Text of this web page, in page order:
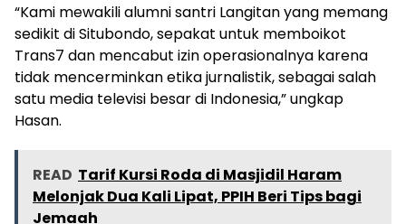
“Kami mewakili alumni santri Langitan yang memang
sedikit di Situbondo, sepakat untuk memboikot
Trans7 dan mencabut izin operasionalnya karena
tidak mencerminkan etika jurnalistik, sebagai salah
satu media televisi besar di Indonesia,” ungkap
Hasan.
READ Tarif Kursi Roda di Masjidil Haram
Melonjak Dua Kali Lipat, PPIH Beri Tips bagi
Jemaah